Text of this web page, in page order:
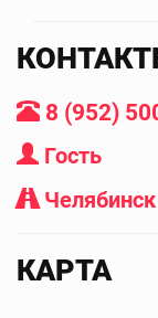
8 (952)
Гость
Челябинск
КАРТА